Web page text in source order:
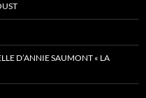
D’ANNIE SAUMONT « LA